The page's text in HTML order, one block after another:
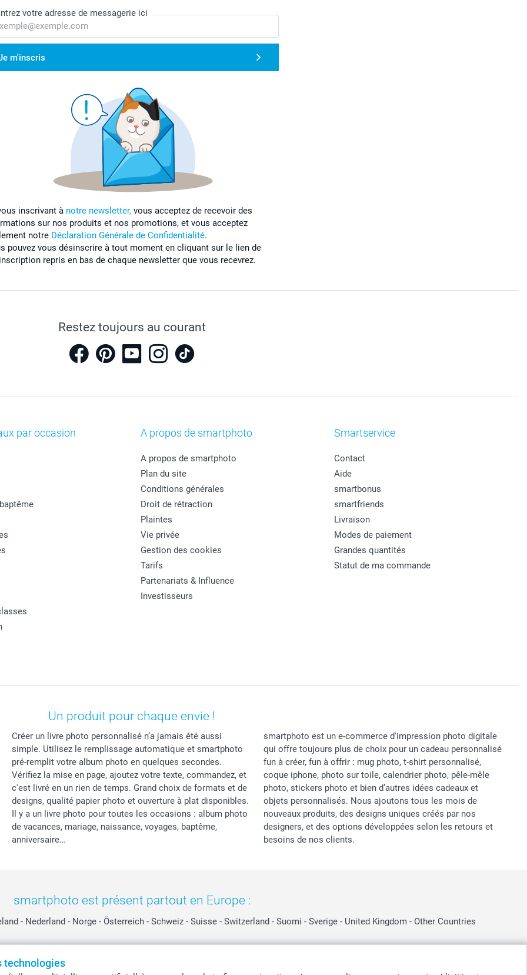
technologies
votre adresse de messagerie ici
m'inscris
inscrivant à notre newsletter, vous acceptez de recevoir des
sur nos produits et nos promotions, et vous acceptez
notre Déclaration Générale de Confidentialité.
pouvez vous désinscrire à tout moment en cliquant sur le lien de
repris en bas de chaque newsletter que vous recevrez.
Restez toujours au courant
par occasion A propos de smartphoto
A propos de smartphoto
Plan du site
Conditions générales
Droit de rétraction
Plaintes
Vie privée
Gestion des cookies
Tarifs
Partenariats & Influence
Investisseurs
Smartservice
Contact
Aide
smartbonus
smartfriends
Livraison
Modes de paiement
Grandes quantités
Statut de ma commande
Un produit pour chaque envie !
Créer un livre photo personnalisé n’a jamais été aussi
simple. Utilisez le remplissage automatique et smartphoto
pré-remplit votre album photo en quelques secondes.
Vérifiez la mise en page, ajoutez votre texte, commandez, et
c'est livré en un rien de temps. Grand choix de formats et de
designs, qualité papier photo et ouverture à plat disponibles.
Il y a un livre photo pour toutes les occasions : album photo
de vacances, mariage, naissance, voyages, baptême,
anniversaire…
smartphoto est un e-commerce d'impression photo digitale
qui offre toujours plus de choix pour un cadeau personnalisé
fun à créer, fun à offrir : mug photo, t-shirt personnalisé,
coque iphone, photo sur toile, calendrier photo, pêle-mêle
photo, stickers photo et bien d’autres idées cadeaux et
objets personnalisés. Nous ajoutons tous les mois de
nouveaux produits, des designs uniques créés par nos
designers, et des options développées selon les retours et
besoins de nos clients.
smartphoto est présent partout en Europe :
- Nederland - Norge - Österreich - Schweiz - Suisse - Switzerland - Suomi - Sverige - United Kingdom - Other Countries
Tous les prix sont en EURO (€), TVA incluse et hors frais de port.